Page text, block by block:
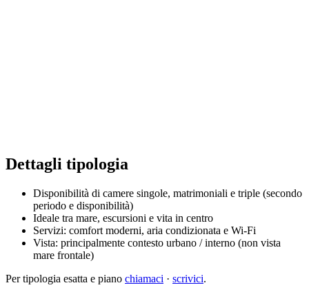
Dettagli tipologia
Disponibilità di camere singole, matrimoniali e triple (secondo
periodo e disponibilità)
Ideale tra mare, escursioni e vita in centro
Servizi: comfort moderni, aria condizionata e Wi‑Fi
Vista: principalmente contesto urbano / interno (non vista
mare frontale)
Per tipologia esatta e piano chiamaci · scrivici.